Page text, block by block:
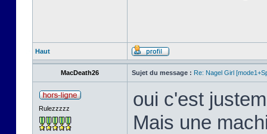
Haut
MacDeath26 Sujet du message : Re: Nagel Girl
Rulezzzzz
oui c'est
Mais une